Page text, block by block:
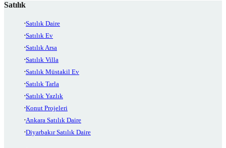
Satılık
Satılık Daire
Satılık Ev
Satılık Arsa
Satılık Villa
Satılık Müstakil Ev
Satılık Tarla
Satılık Yazlık
Konut Projeleri
Ankara Satılık Daire
Diyarbakır Satılık Daire